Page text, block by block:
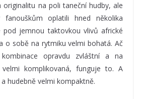
na poli taneční hudby, ale
oplatili hned několika
pod jemnou taktovkou vlivů africké
o sobě na rytmiku velmi bohatá. Ač
opravdu zvláštní a na
velmi komplikovaná, funguje to. A
hudebně velmi kompaktně.